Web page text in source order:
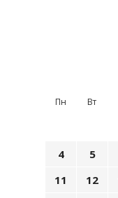
Пн Вт
4
5
11
12